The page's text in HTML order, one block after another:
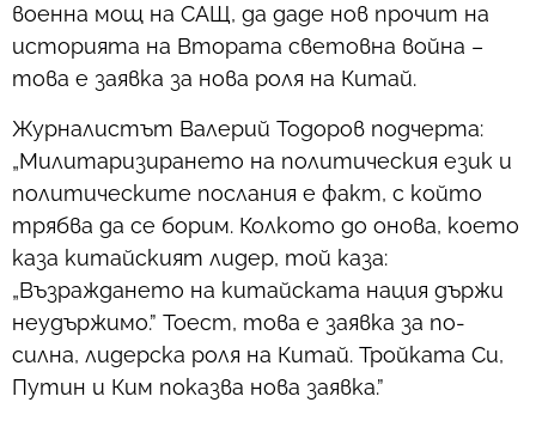
военна мощ на САЩ, да даде нов прочит на
историята на Втората световна война –
това е заявка за нова роля на Китай.
Журналистът Валерий Тодоров подчерта:
„Милитаризирането на политическия език и
политическите послания е факт, с който
трябва да се борим. Колкото до онова, което
каза китайският лидер, той каза:
„Възраждането на китайската нация държи
неудържимо.” Тоест, това е заявка за по-
силна, лидерска роля на Китай. Тройката Си,
Путин и Ким показва нова заявка.”